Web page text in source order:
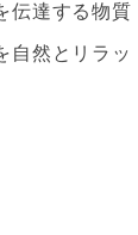
伝達する物質
自然とリラッ